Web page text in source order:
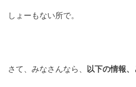
しょーもない所で。
さて、みなさんなら、 以下の情報